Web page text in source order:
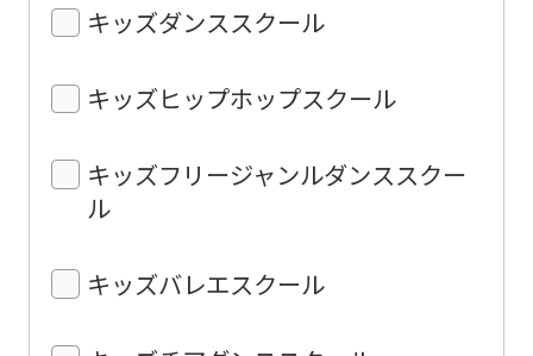
キッズダンススクール
キッズヒップホップスクール
キッズフリージャンルダンススクー
ル
キッズバレエスクール